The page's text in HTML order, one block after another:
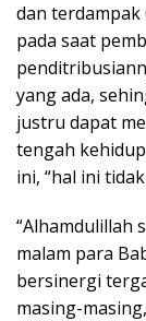
dan
pada saat
yang ada,
justru dapat
tengah
ini, “hal ini
“Alhamdulillah
malam para
bersinergi
masing-